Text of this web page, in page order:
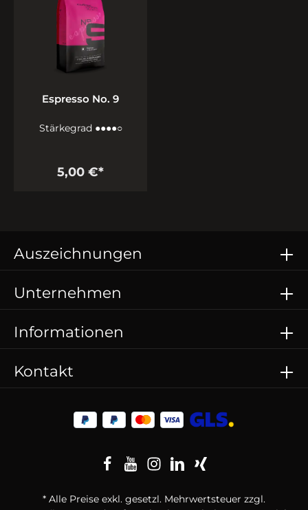
Espresso No. 9
Stärkegrad ●●●●○
5,00 €*
Auszeichnungen
Kontakt
Unternehmen
Informationen
* Alle Preise exkl. gesetzl. Mehrwertsteuer zzgl.